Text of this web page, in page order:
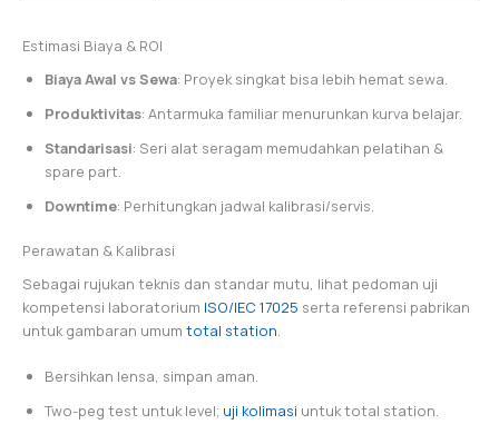
Estimasi Biaya & ROI
Biaya Awal vs Sewa: Proyek singkat bisa lebih hemat sewa.
Produktivitas: Antarmuka familiar menurunkan kurva belajar.
Standarisasi: Seri alat seragam memudahkan pelatihan &
spare part.
Downtime: Perhitungkan jadwal kalibrasi/servis.
Perawatan & Kalibrasi
Sebagai rujukan teknis dan standar mutu, lihat pedoman uji
kompetensi laboratorium ISO/IEC 17025 serta referensi pabrikan
untuk gambaran umum total station.
Bersihkan lensa, simpan aman.
Two-peg test untuk level; uji kolimasi untuk total station.